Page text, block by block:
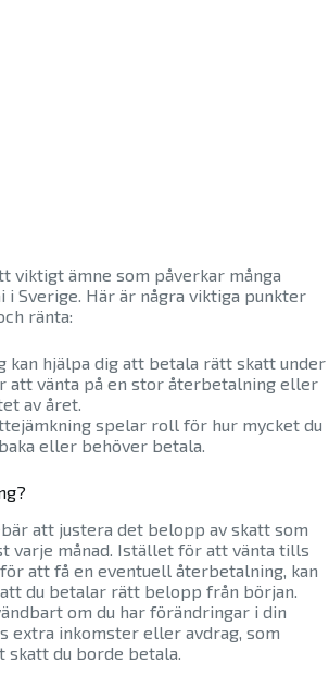
viktigt ämne som påverkar många
i Sverige. Här är några viktiga punkter
ränta:
kan hjälpa dig att betala rätt skatt under
att vänta på en stor återbetalning eller
av året.
spelar roll för hur mycket du
eller behöver betala.
att justera det belopp av skatt som
varje månad. Istället för att vänta tills
att få en eventuell återbetalning, kan
du betalar rätt belopp från början.
om du har förändringar i din
extra inkomster eller avdrag, som
skatt du borde betala.